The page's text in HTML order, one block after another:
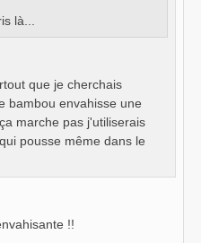
là...
que je cherchais
bambou envahisse une
marche pas j'utiliserais
pousse même dans le
!!